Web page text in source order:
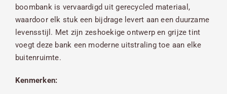
boombank is vervaardigd uit gerecycled materiaal,
waardoor elk stuk een bijdrage levert aan een duurzame
levensstijl. Met zijn zeshoekige ontwerp en grijze tint
voegt deze bank een moderne uitstraling toe aan elke
buitenruimte.
Kenmerken: